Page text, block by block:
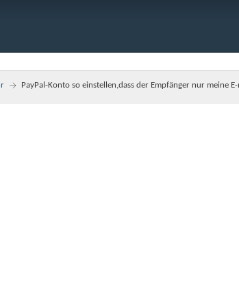
PayPal-Konto so einstellen,dass der Empfänger nur meine